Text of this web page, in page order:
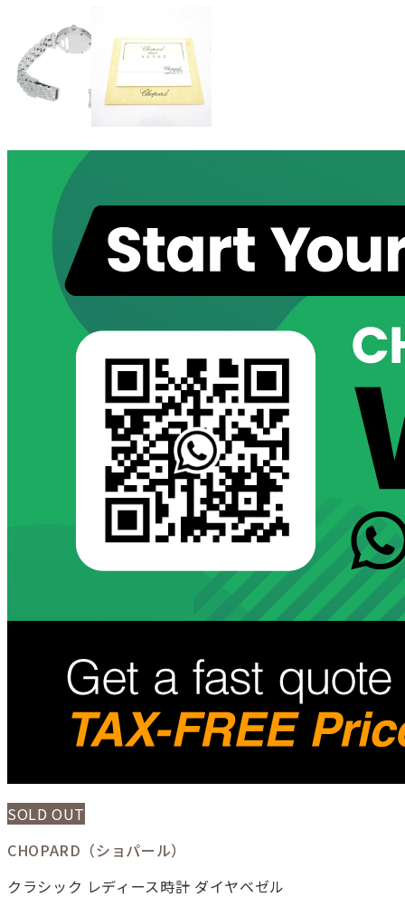
SOLD OUT
CHOPARD（ショパール）
クラシック レディース時計 ダイヤベゼル